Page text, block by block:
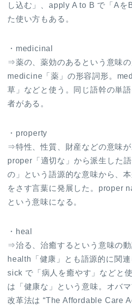
し込む」、apply A to B で「Aを
た使い方もある。
・medicinal
⇒薬の、薬効のあるという意味
medicine「薬」の形容詞形。
草」などと使う。同じ語幹の単
者がある。
・property
⇒特性、性質、財産などの意味
proper「適切な」から派生した
の」という語源的な意味から、
をさす言葉に発展した。proper
という意味になる。
・heal
⇒治る、治癒するという意味の
health「健康」とも語源的に関
sick で「病人を癒やす」などと
は「健康な」という意味。オバ
改革法は “The Affordable Care